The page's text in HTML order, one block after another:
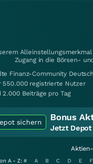
Zugang in die Börsen-
Finanz-Community
550.000 registrierte Nutzer
2.000 Beiträge pro Tag
sichern Bonus
Jetzt Depot
A - Z: # A B C D E F